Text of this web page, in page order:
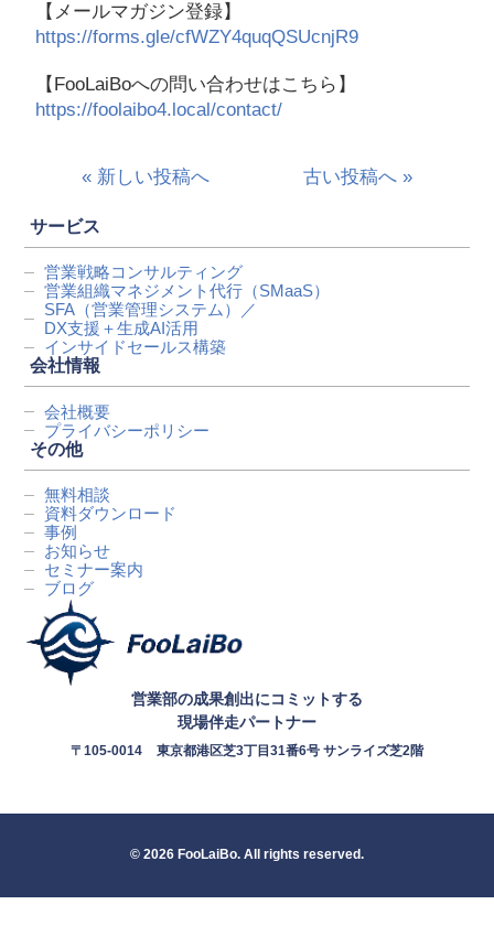
【メールマガジン登録】
https://forms.gle/cfWZY4quqQSUcnjR9
【FooLaiBoへの問い合わせはこちら】
https://foolaibo4.local/contact/
« 新しい投稿へ 古い投稿へ »
営業部の成果創出にコミットする
現場伴走パートナー
〒105-0014 東京都港区芝3丁目31番6号 サンライズ芝2階
サービス
営業戦略コンサルティング
営業組織マネジメント代行 （SMaaS）
SFA（営業管理システム）／
DX支援＋生成AI活用
インサイドセールス構築
会社情報
会社概要
プライバシーポリシー
その他
無料相談
資料ダウンロード
事例
お知らせ
セミナー案内
ブログ
© 2026 FooLaiBo. All rights reserved.